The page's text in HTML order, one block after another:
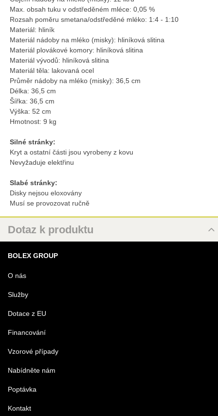
Max. obsah tuku v odstředěném mléce: 0,05 %
Rozsah poměru smetana/odstředěné mléko: 1:4 - 1:10
Materiál: hliník
Materiál nádoby na mléko (misky): hliníková slitina
Materiál plovákové komory: hliníková slitina
Materiál vývodů: hliníková slitina
Materiál těla: lakovaná ocel
Průměr nádoby na mléko (misky): 36,5 cm
Délka: 36,5 cm
Šířka: 36,5 cm
Výška: 52 cm
Hmotnost: 9 kg
Silné stránky:
Kryt a ostatní části jsou vyrobeny z kovu
Nevyžaduje elektřinu
Slabé stránky:
Disky nejsou eloxovány
Musí se provozovat ručně
Dotaz k produktu
URL
PRODUKT
MENO
E-MAIL
TELEFÓN
BOLEX GROUP
O nás
Služby
Dotace z EU
Financování
Vzorové případy
Nabídněte nám
Poptávka
Kontakt